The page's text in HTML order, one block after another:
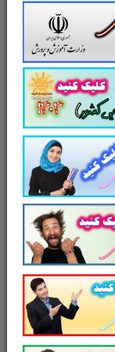
اجرایی
امتحان
کشور
امتحان